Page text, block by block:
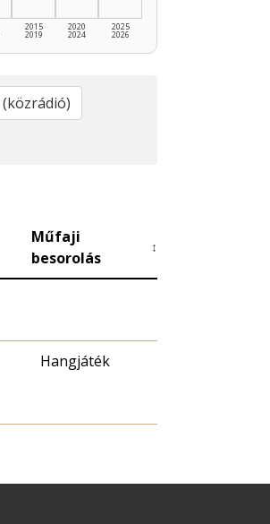
2015
2019
2020
2024
2025
2026
Műfaji
besorolás
↕
Hangjáték